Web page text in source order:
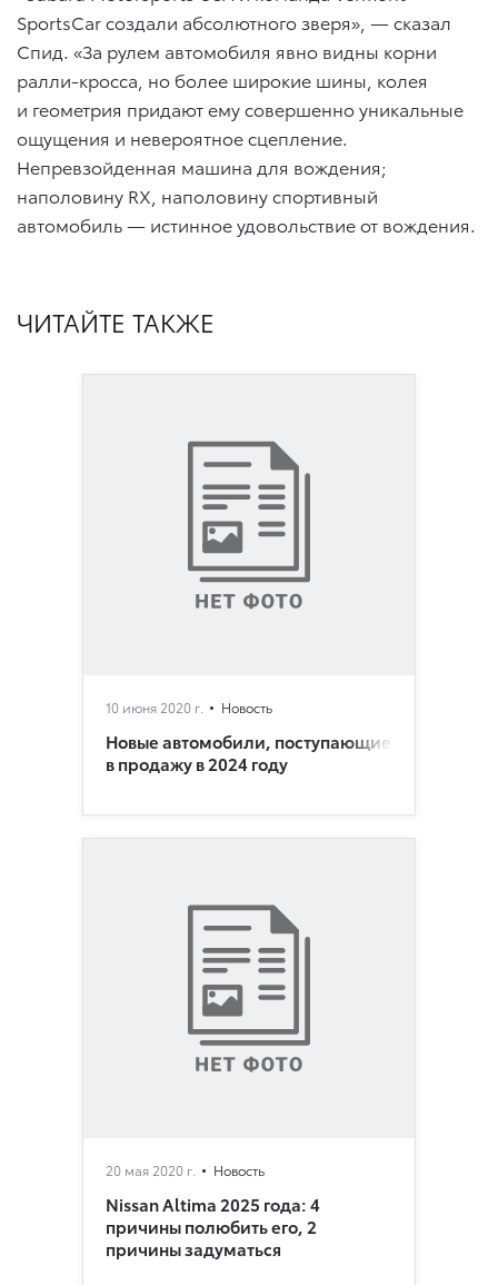
SportsCar создали абсолютного зверя», — сказал
Спид. «За рулем автомобиля явно видны корни
ралли-кросса, но более широкие шины, колея
и геометрия придают ему совершенно уникальные
ощущения и невероятное сцепление.
Непревзойденная машина для вождения;
наполовину RX, наполовину спортивный
автомобиль — истинное удовольствие от вождения.
ЧИТАЙТЕ ТАКЖЕ
10 июня 2020 г. Новость
Новые автомобили, поступающие
в продажу в 2024 году
20 мая 2020 г. Новость
Nissan Altima 2025 года: 4
причины полюбить его, 2
причины задуматься